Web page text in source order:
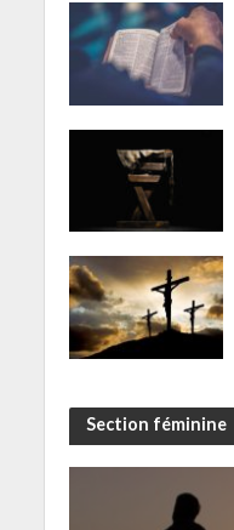
Section féminine